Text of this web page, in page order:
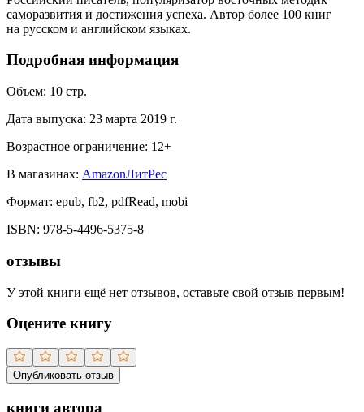
саморазвития и достижения успеха. Автор более 100 книг
на русском и английском языках.
Подробная информация
Объем: 10 стр.
Дата выпуска: 23 марта 2019 г.
Возрастное ограничение: 12+
В магазинах: AmazonЛитРес
Формат: epub, fb2, pdfRead, mobi
ISBN: 978-5-4496-5375-8
отзывы
У этой книги ещё нет отзывов, оставьте свой отзыв первым!
Оцените книгу
Опубликовать отзыв
книги автора